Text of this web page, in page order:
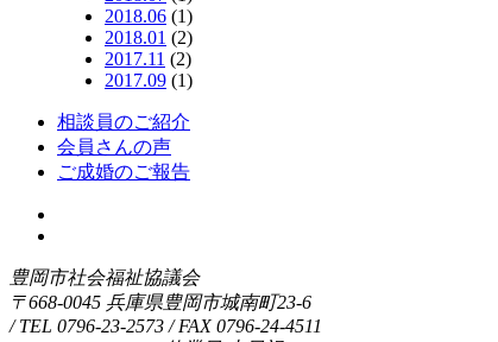
2018.06 (1)
2018.01 (2)
2017.11 (2)
2017.09 (1)
相談員のご紹介
会員さんの声
ご成婚のご報告
豊岡市社会福祉協議会
〒668-0045 兵庫県豊岡市城南町23-6
/TEL 0796-23-2573 / FAX 0796-24-4511